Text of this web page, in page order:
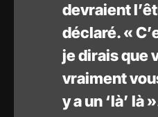
devraient
déclaré. «
je dirais que
vraiment
y a un ‘là’ là